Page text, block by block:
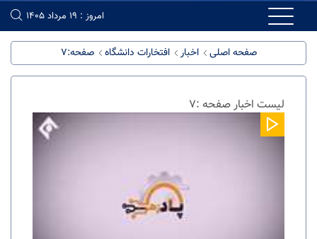
امروز : 19 مرداد 1405
صفحه اصلی اخبار افتخارات دانشگاه صفحه:7
لیست اخبار صفحه :7